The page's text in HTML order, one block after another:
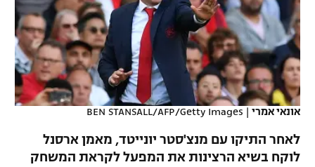
VOD
רץ ברשת
תוצאות
נבחרת ישראל
מכבי חיפה
בית"ר ירושלים
מכבי תל אביב
הפועל תל אביב
ליגה ספרדית
ליגה איטלקית
ליגה צרפתית
ליגה הולנדית
כדורסל נשים
מכבי תל אביב
הפועל חולון
הפועל ירושלים
דני אבדיה
יורוליג
יורוקאפ
טניס
כדוריד
כדורעף
שחייה
אונאי אמרי |
BEN STANSALL/AFP/Getty Images
לאחר התיקו עם מנצ'סטר יונייטד, מאמן ארסנל
לוקח בשיא הרצינות את המפעל לקראת המשחק